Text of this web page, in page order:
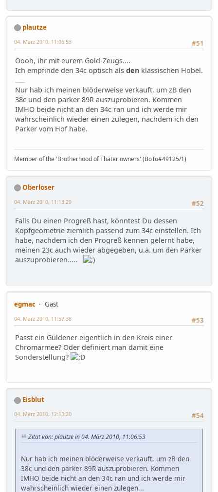
plautze
#51
04. März 2010, 11:06:53
Oooh, ihr mit eurem Gold-Zeugs....
Ich empfinde den 34c optisch als den klassischen Hobel.
Nur hab ich meinen blöderweise verkauft, um zB den
38c und den parker 89R auszuprobieren. Kommen
IMHO beide nicht an den 34c ran und ich werde mir
wahrscheinlich wieder einen zulegen, nachdem ich den
Parker vom Hof habe.
Member of the 'Brotherhood of Thäter owners' (BoTo#49125/1)
Oberloser
#52
04. März 2010, 11:13:29
Falls Du einen Progreß hast, könntest Du dessen
Kopfgeometrie ziemlich passend zum 34c einstellen. Ich
habe, nachdem ich den Progreß kennen gelernt habe,
meinen 23c auch wieder abgegeben, u.a. um den Parker
auszuprobieren.....
egmac
Gast
#53
04. März 2010, 11:57:38
Passt ein Güldener eigentlich in den Kreis einer
Chromarmee? Oder definiert man damit eine
Sonderstellung?
Eisblut
#54
04. März 2010, 12:13:20
Zitat von: plautze in 04. März 2010, 11:06:53
Nur hab ich meinen blöderweise verkauft, um zB den
38c und den parker 89R auszuprobieren. Kommen
IMHO beide nicht an den 34c ran und ich werde mir
wahrscheinlich wieder einen zulegen...